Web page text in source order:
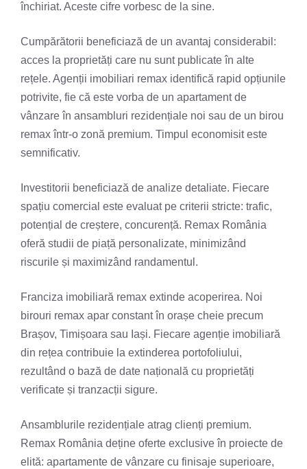
închiriat. Aceste cifre vorbesc de la sine.
Cumpărătorii beneficiază de un avantaj considerabil:
acces la proprietăți care nu sunt publicate în alte
rețele. Agenții imobiliari remax identifică rapid opțiunile
potrivite, fie că este vorba de un apartament de
vânzare în ansambluri rezidențiale noi sau de un birou
remax într-o zonă premium. Timpul economisit este
semnificativ.
Investitorii beneficiază de analize detaliate. Fiecare
spațiu comercial este evaluat pe criterii stricte: trafic,
potențial de creștere, concurență. Remax România
oferă studii de piață personalizate, minimizând
riscurile și maximizând randamentul.
Franciza imobiliară remax extinde acoperirea. Noi
birouri remax apar constant în orașe cheie precum
Brașov, Timișoara sau Iași. Fiecare agenție imobiliară
din rețea contribuie la extinderea portofoliului,
rezultând o bază de date națională cu proprietăți
verificate și tranzacții sigure.
Ansamblurile rezidențiale atrag clienți premium.
Remax România deține oferte exclusive în proiecte de
elită: apartamente de vânzare cu finisaje superioare,